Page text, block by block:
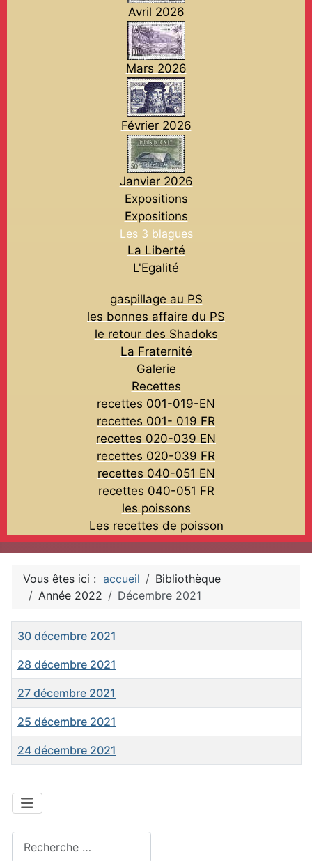
Avril 2026
Mars 2026
Février 2026
Janvier 2026
Expositions
Expositions
Les 3 blagues
La Liberté
L'Egalité
gaspillage au PS
les bonnes affaire du PS
le retour des Shadoks
La Fraternité
Galerie
Recettes
recettes 001-019-EN
recettes 001- 019 FR
recettes 020-039 EN
recettes 020-039 FR
recettes 040-051 EN
recettes 040-051 FR
les poissons
Les recettes de poisson
Vous êtes ici : accueil
Bibliothèque
Année 2022
Décembre 2021
Titre
30 décembre 2021
28 décembre 2021
27 décembre 2021
25 décembre 2021
24 décembre 2021